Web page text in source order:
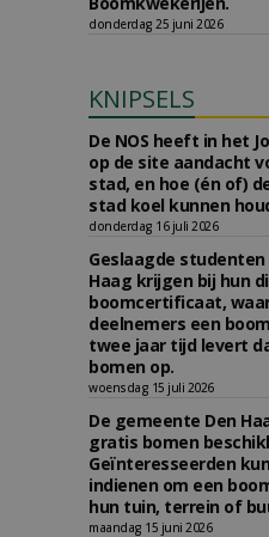
donderdag 25 juni 2026
KNIPSELS
De NOS heeft in het
op de site aandacht
stad, en hoe (én of)
stad koel kunnen
donderdag 16 juli 2026
Geslaagde studenten
Haag krijgen bij hun
boomcertificaat,
deelnemers een
twee jaar tijd levert
bomen op.
woensdag 15 juli 2026
De gemeente Den
gratis bomen
Geïnteresseerden
indienen om een
hun tuin, terrein of
maandag 15 juni 2026